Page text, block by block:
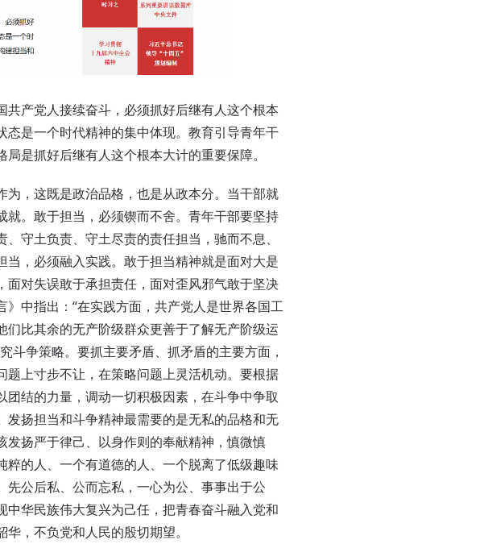
产党人接续奋斗，必须抓好后继有人这个根本
是一个时代精神的集中体现。教育引导青年干
是抓好后继有人这个根本大计的重要保障。
，这既是政治品格，也是从政本分。当干部就
。敢于担当，必须锲而不舍。青年干部要坚持
守土负责、守土尽责的责任担当，驰而不息、
，必须融入实践。敢于担当精神就是面对大是
对失误敢于承担责任，面对歪风邪气敢于坚决
中指出：“在实践方面，共产党人是世界各国工
比其余的无产阶级群众更善于了解无产阶级运
斗争策略。要抓主要矛盾、抓矛盾的主要方面，
上寸步不让，在策略问题上灵活机动。要根据
结的力量，调动一切积极因素，在斗争中争取
扬担当和斗争精神最需要的是无私的品格和无
扬严于律己、以身作则的奉献精神，慎微慎
的人、一个有道德的人、一个脱离了低级趣味
公后私、公而忘私，一心为公、事事出于公
华民族伟大复兴为己任，把青春奋斗融入党和
，不负党和人民的殷切期望。